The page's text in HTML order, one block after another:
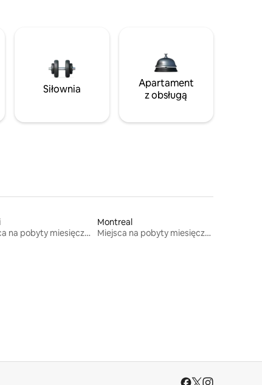
Siłownia
Apartament
z obsługą
Miejsca na pobyty miesięczne
Montreal
Miejsca na pobyty miesięczne